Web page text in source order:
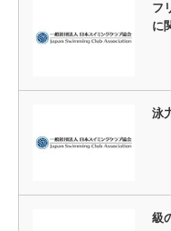
フ
に
泳
級